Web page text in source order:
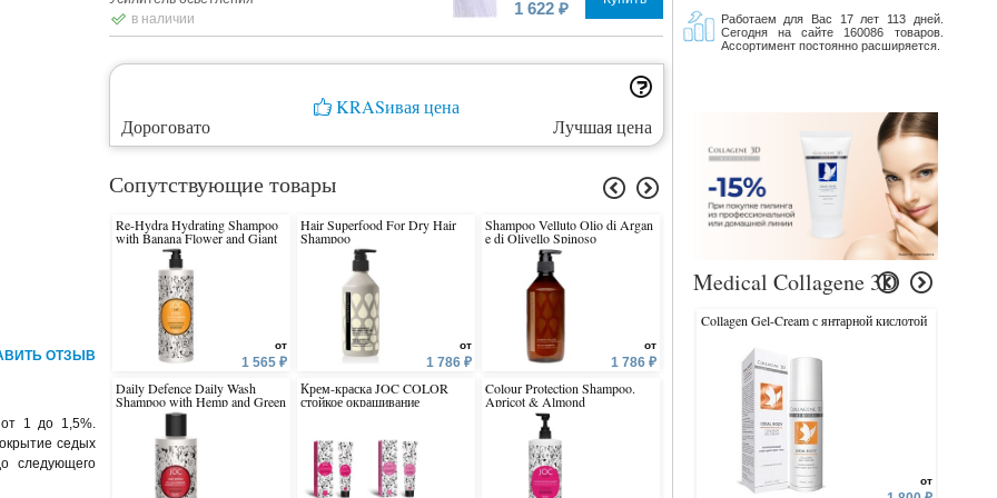
ОТЗЫВ
в наличии
1 622 ₽
KRASивая цена
Дороговато
Лучшая цена
Сопутствующие товары
Re-Hydra Hydrating Shampoo
with Banana Flower and Giant
от
1 565 ₽
Daily Defence Daily Wash
Shampoo with Hemp and Green
Hair Superfood For Dry Hair
Shampoo
от
1 786 ₽
Крем-краска JOC COLOR
стойкое окрашивание
Shampoo Velluto Olio di Argan
e di Olivello Spinoso
от
1 786 ₽
Colour Protection Shampoo.
Apricot & Almond
Frequent Use Universal
2 399 ₽
Hair Superfood For Colored
Hair Conditioner
Attivatore Universale In
Работаем для Вас 17 лет 113 дней.
Сегодня на сайте 160086 товаров.
Ассортимент постоянно расширяется.
Medical Collagene 3D
Collagen Gel-Cream с янтарной кислотой
от
от 1 до 1,5%.
седых
следующего